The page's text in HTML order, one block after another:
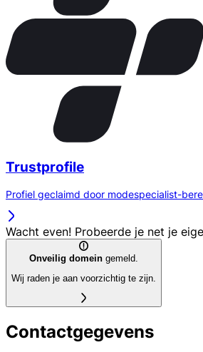
Trustprofile
Profiel geclaimd door modespecialist-
Wacht even! Probeerde je net je
Onveilig domein gemeld.
Wij raden je aan voorzichtig te zijn.
Contactgegevens